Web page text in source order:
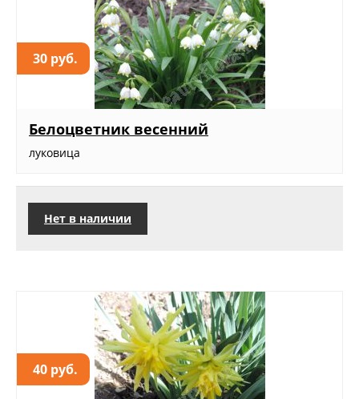
30 руб.
Белоцветник весенний
луковица
Нет в наличии
40 руб.